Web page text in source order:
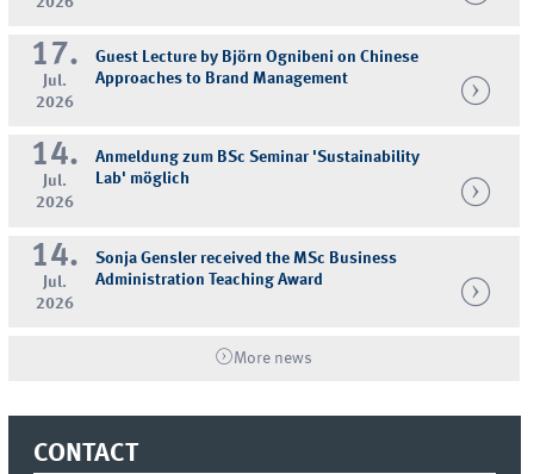
17.
Jul.
2026
Guest Lecture by Björn Ognibeni on Chinese
Approaches to Brand Management
14.
Jul.
2026
Anmeldung zum BSc Seminar 'Sustainability
Lab' möglich
14.
Jul.
2026
Sonja Gensler received the MSc Business
Administration Teaching Award
More news
CONTACT